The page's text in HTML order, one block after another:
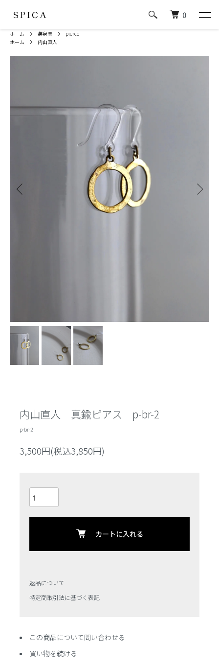
0
ホーム 装身具
pierce
ホーム
内山直人
内山直人 真鍮ピアス p-br-2
p-br-2
3,500円(税込3,850円)
カートに入れる
返品について
特定商取引法に基づく表記
この商品について問い合わせる
買い物を続ける